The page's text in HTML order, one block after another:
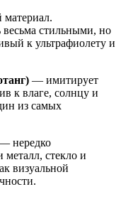
стильными, но
к ультрафиолету и
— имитирует
к влаге, солнцу и
из самых
нередко
металл, стекло и
визуальной